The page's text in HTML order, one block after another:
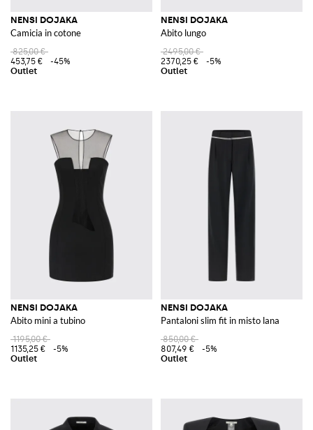
NENSI DOJAKA
Camicia in cotone
825,00 €
453,75 €
-45%
NENSI DOJAKA
Abito lungo
2495,00 €
2370,25 €
-5%
NENSI DOJAKA
Abito mini a tubino
1195,00 €
1135,25 €
-5%
NENSI DOJAKA
Pantaloni slim fit in misto lana
850,00 €
807,49 €
-5%